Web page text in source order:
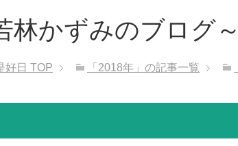
林かずみのブログ
好日 TOP 「2018年」の記事一覧